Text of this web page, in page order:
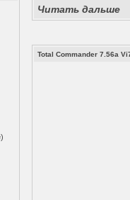
Читать дальше
Total Commander 7.56a